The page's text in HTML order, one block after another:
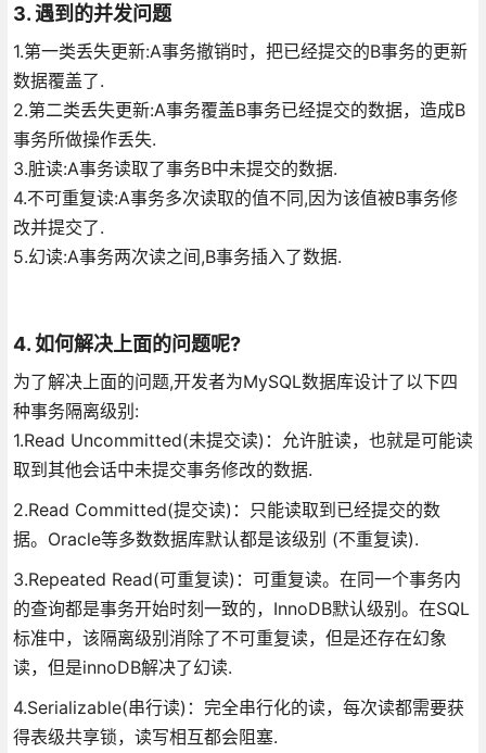
3. 遇到的并发问题
1.第一类丢失更新:A事务撤销时，把已经提交的B事务的更新
数据覆盖了.
2.第二类丢失更新:A事务覆盖B事务已经提交的数据，造成B
事务所做操作丢失.
3.脏读:A事务读取了事务B中未提交的数据.
4.不可重复读:A事务多次读取的值不同,因为该值被B事务修
改并提交了.
5.幻读:A事务两次读之间,B事务插入了数据.
4. 如何解决上面的问题呢?
为了解决上面的问题,开发者为MySQL数据库设计了以下四
种事务隔离级别:
1.Read Uncommitted(未提交读)：允许脏读，也就是可能读
取到其他会话中未提交事务修改的数据.
2.Read Committed(提交读)：只能读取到已经提交的数
据。Oracle等多数数据库默认都是该级别 (不重复读).
3.Repeated Read(可重复读)：可重复读。在同一个事务内
的查询都是事务开始时刻一致的，InnoDB默认级别。在SQL
标准中，该隔离级别消除了不可重复读，但是还存在幻象
读，但是innoDB解决了幻读.
4.Serializable(串行读)：完全串行化的读，每次读都需要获
得表级共享锁，读写相互都会阻塞.